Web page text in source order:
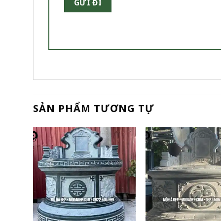
SẢN PHẨM TƯƠNG TỰ